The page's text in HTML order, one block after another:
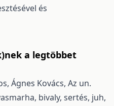
és
a legtöbbet
Ágnes Kovács, Az un.
bivaly, sertés, juh,